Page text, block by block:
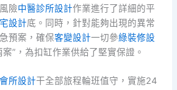
險中醫診所設計作業進行了詳細的平
設計底。同時，針對能夠出現的異常
預案，確保客變設計一切參綠裝修設
”，為扣缸作業供給了堅實保證。
會所設計干全部旅程輪班值守，實施24